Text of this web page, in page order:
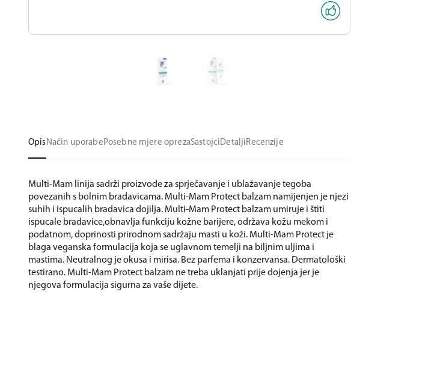
OpisNačin uporabePosebne mjere oprezaSastojciDetaljiRecenzije
Multi-Mam linija sadrži proizvode za sprječavanje i ublažavanje tegoba
povezanih s bolnim bradavicama. Multi-Mam Protect balzam namijenjen je njezi
suhih i ispucalih bradavica dojilja. Multi-Mam Protect balzam umiruje i štiti
ispucale bradavice,obnavlja funkciju kožne barijere, održava kožu mekom i
podatnom, doprinosti prirodnom sadržaju masti u koži. Multi-Mam Protect je
blaga veganska formulacija koja se uglavnom temelji na biljnim uljima i
mastima. Neutralnog je okusa i mirisa. Bez parfema i konzervansa. Dermatološki
testirano. Multi-Mam Protect balzam ne treba uklanjati prije dojenja jer je
njegova formulacija sigurna za vaše dijete.